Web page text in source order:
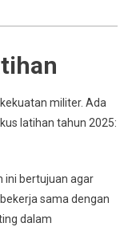
militer. Ada
latihan tahun 2025:
ini bertujuan agar
sama dengan
dalam